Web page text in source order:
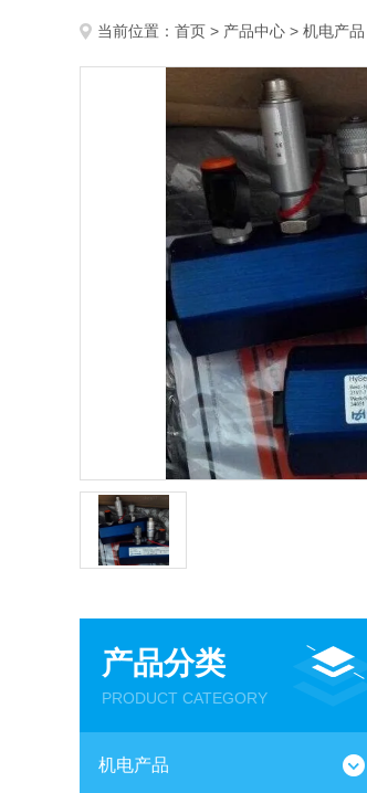
当前位置： 首页 > 产品中心 > 机电产品
产品分类
PRODUCT CATEGORY
机电产品